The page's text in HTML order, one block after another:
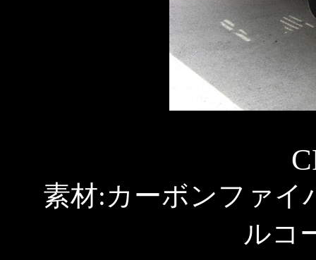
素材:カーボンファイ
ルコ